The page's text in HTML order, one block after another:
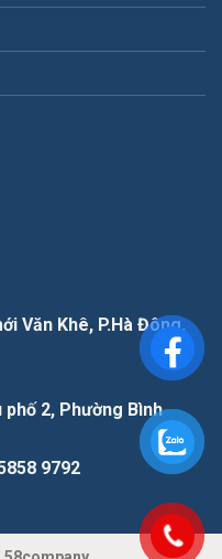
Văn Khê, P.Hà Đông,
2, Phường Bình
9792